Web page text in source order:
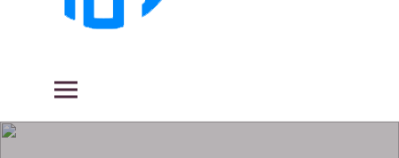
THE LAW OFFICES OF K. E.
TIMMONS, ESQ., CPA LLC